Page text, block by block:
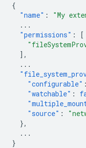
{
"name" : "My
...
"permissions" :
[
],
...
"configurable" :
"watchable" :
"source" :
},
...
}